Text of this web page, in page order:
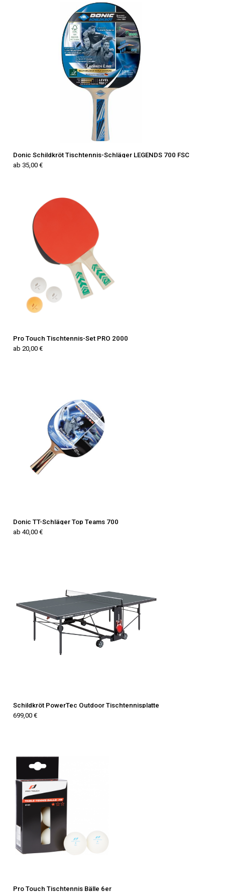
Donic Schildkröt Tischtennis-Schläger LEGENDS 700 FSC
ab 35,00 €
Pro Touch Tischtennis-Set PRO 2000
ab 20,00 €
Donic TT-Schläger Top Teams 700
ab 40,00 €
Schildkröt PowerTec Outdoor Tischtennisplatte
699,00 €
Pro Touch Tischtennis Bälle 6er